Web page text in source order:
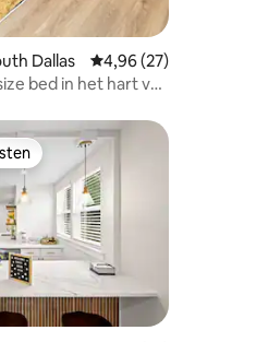
Dallas Gemiddelde
4,96 (27)
bed in het hart van